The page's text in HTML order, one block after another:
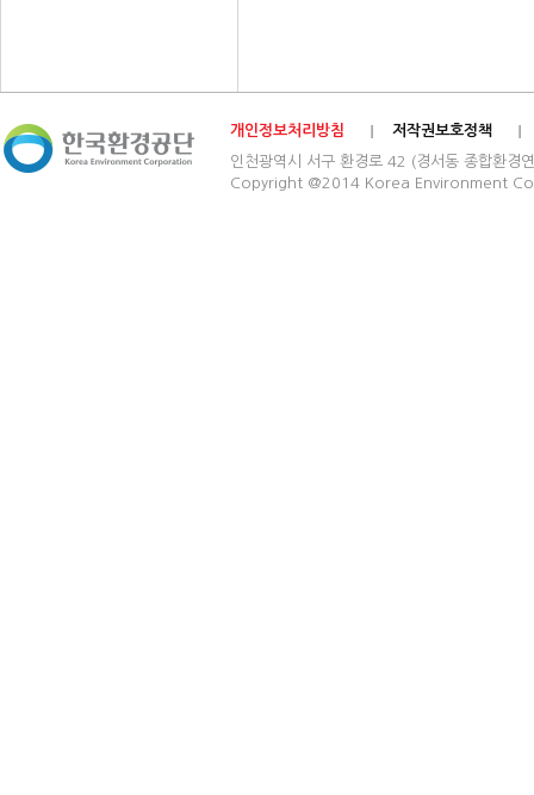
개인정보처리방침
저작권보호정책
인천광역시 서구 환경로 42 (경서동 종합
Copyright @2014 Korea Environment